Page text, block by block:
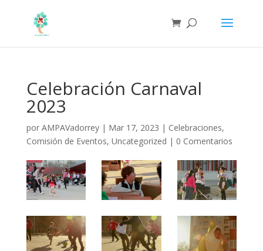
Celebración Carnaval
2023
por AMPAVadorrey| Mar 17, 2023 | Celebraciones,
Comisión de Eventos, Uncategorized | 0 Comentarios